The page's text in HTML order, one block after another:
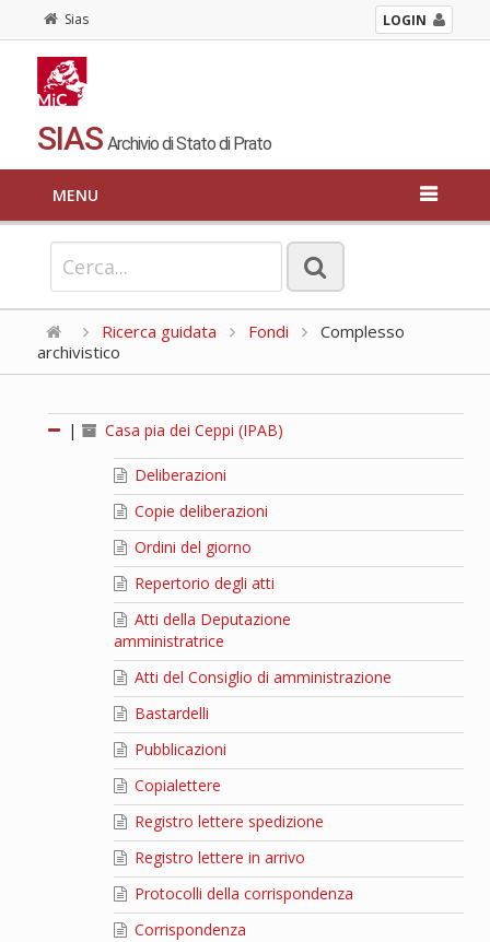
Sias LOGIN
SIAS Archivio di Stato di Prato
MENU
Ricerca guidata Fondi
Complesso
archivistico
| Casa pia dei Ceppi (IPAB)
Deliberazioni
Copie deliberazioni
Ordini del giorno
Repertorio degli atti
Atti della Deputazione
amministratrice
Atti del Consiglio di amministrazione
Bastardelli
Pubblicazioni
Copialettere
Registro lettere spedizione
Registro lettere in arrivo
Protocolli della corrispondenza
Corrispondenza